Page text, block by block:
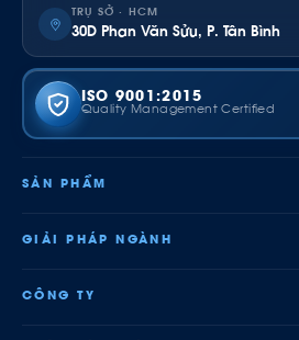
TRỤ SỞ · HCM
30D Phan Văn Sửu, P. Tân Bình
ISO 9001:2015
Quality Management Certified
SẢN PHẨM
GIẢI PHÁP NGÀNH
CÔNG TY